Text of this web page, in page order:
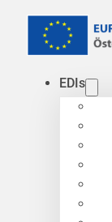
EDIs